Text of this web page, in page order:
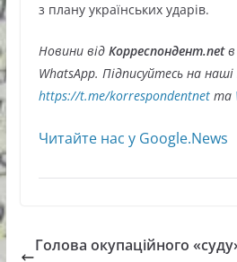
з плану українських ударів.
Новини відКорреспондент.net
WhatsApp. Підписуйтесь на
https://t.me/korrespondentnetта
Читайте нас у Google.News
Голова окупаційного